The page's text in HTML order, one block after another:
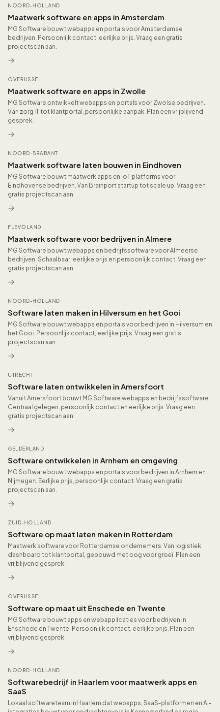
NOORD-HOLLAND
Maatwerk software en apps in Amsterdam
MG Software bouwt webapps en portals voor Amsterdamse
bedrijven. Persoonlijk contact, eerlijke prijs. Vraag een gratis
projectscan aan.
OVERIJSSEL
Maatwerk software en apps in Zwolle
MG Software ontwikkelt webapps en portals voor Zwolse bedrijven.
Van zorg IT tot klantportal, persoonlijke aanpak. Plan een vrijblijvend
gesprek.
NOORD-BRABANT
Maatwerk software laten bouwen in Eindhoven
MG Software bouwt maatwerk apps en IoT platforms voor
Eindhovense bedrijven. Van Brainport startup tot scale up. Vraag een
gratis projectscan aan.
FLEVOLAND
Maatwerk software voor bedrijven in Almere
MG Software bouwt webapps en bedrijfssoftware voor Almeerse
bedrijven. Schaalbaar, eerlijke prijs en persoonlijk contact. Vraag een
gratis projectscan aan.
NOORD-HOLLAND
Software laten maken in Hilversum en het Gooi
MG Software bouwt webapps en portals voor bedrijven in Hilversum en
het Gooi. Persoonlijk contact, eerlijke prijs. Vraag een gratis
projectscan aan.
UTRECHT
Software laten ontwikkelen in Amersfoort
Vanuit Amersfoort bouwt MG Software webapps en bedrijfssoftware.
Centraal gelegen, persoonlijk contact en eerlijke prijs. Vraag een
gratis projectscan aan.
GELDERLAND
Software ontwikkelen in Arnhem en omgeving
MG Software bouwt webapps en portals voor bedrijven in Arnhem en
Nijmegen. Eerlijke prijs, persoonlijk contact. Vraag een gratis
projectscan aan.
ZUID-HOLLAND
Software op maat laten maken in Rotterdam
Maatwerk software voor Rotterdamse ondernemers. Van logistiek
dashboard tot klantportal, gebouwd met oog voor groei. Plan een
vrijblijvend gesprek.
OVERIJSSEL
Software op maat uit Enschede en Twente
MG Software bouwt apps en webapplicaties voor bedrijven in
Enschede en Twente. Persoonlijk contact, eerlijke prijs. Plan een
vrijblijvend gesprek.
NOORD-HOLLAND
Softwarebedrijf in Haarlem voor maatwerk apps en
SaaS
Lokaal softwareteam in Haarlem dat webapps, SaaS-platformen en AI-